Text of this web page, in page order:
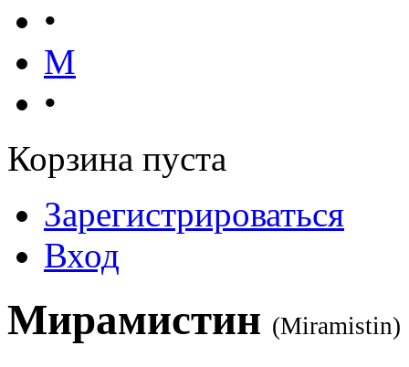
•
М
•
Корзина пуста
Зарегистрироваться
Вход
Мирамистин (Miramistin)